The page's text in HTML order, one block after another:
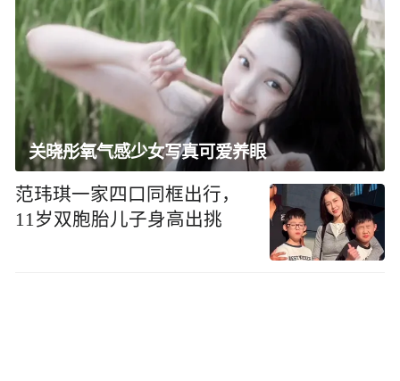
关晓彤氧气感少女写真可爱养眼
范玮琪一家四口同框出行，
11岁双胞胎儿子身高出挑